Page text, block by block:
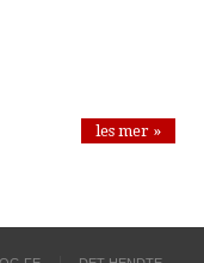
les mer »